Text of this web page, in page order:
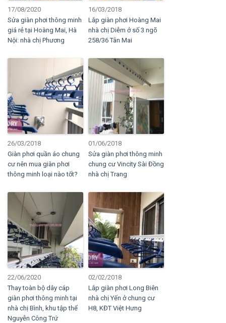
17/08/2020
Sửa giàn phơi thông minh
giá rẻ tại Hoàng Mai, Hà
Nội: nhà chị Phương
16/03/2018
Lắp giàn phơi Hoàng Mai
nhà chị Diễm ở số 3 ngõ
258/36 Tân Mai
26/03/2018
Giàn phơi quần áo chung
cư nên mua giàn phơi
thông minh loại nào tốt?
01/06/2018
Sửa giàn phơi thông minh
chung cư Vincity Sài Đồng
nhà chị Trang
22/06/2020
Thay toàn bộ dây cáp
giàn phơi thông minh tại
nhà chị Bình, khu tập thể
Nguyễn Công Trứ
02/02/2018
Lắp giàn phơi Long Biên
nhà chị Yến ở chung cư
H8, KĐT Việt Hưng